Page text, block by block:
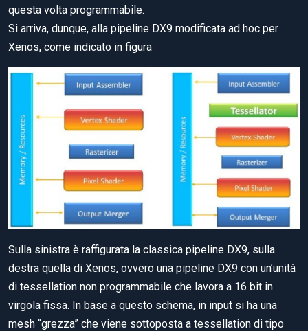
questa volta programmabile.
Si arriva, dunque, alla pipeline DX9 modificata ad hoc per
Xenos, come indicato in figura
Sulla sinistra è raffigurata la classica pipeline DX9, sulla
destra quella di Xenos, ovvero una pipeline DX9 con un’unità
di tessellation non programmabile che lavora a 16 bit in
virgola fissa. In base a questo schema, in input si ha una
mesh “grezza” che viene sottoposta a tessellation di tipo